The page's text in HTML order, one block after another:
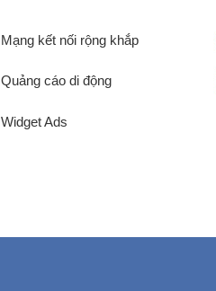
Mạng kết nối rộng khắp
Quảng cáo di động
Widget Ads